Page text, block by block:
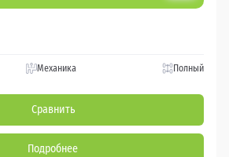
Механика Полный
Сравнить
Подробнее